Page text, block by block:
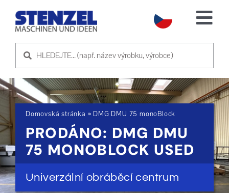
POUŽITÉ STROJE
PRODEJ STROJE
SLUŽBA
O NÁS
KONTAKTUJTE NÁS
Domovská stránka » DMG DMU 75 monoBlock
PRODÁNO: DMG DMU
75 MONOBLOCK USED
Univerzální obráběcí centrum